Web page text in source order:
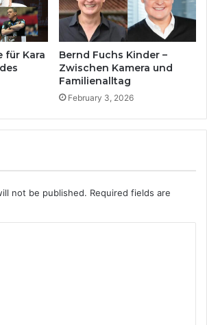
für Kara
Bernd Fuchs Kinder –
Zwischen Kamera und
Familienalltag
February 3, 2026
not be published. Required fields are